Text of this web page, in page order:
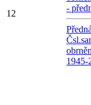
12
-
1945-